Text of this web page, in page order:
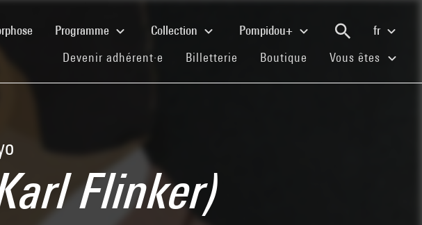
(current)Programme Collection Pompidou+
fr
Devenir adhérent·e (current)
Billetterie (current)
Boutique (current)
Vous êtes
Flinker)